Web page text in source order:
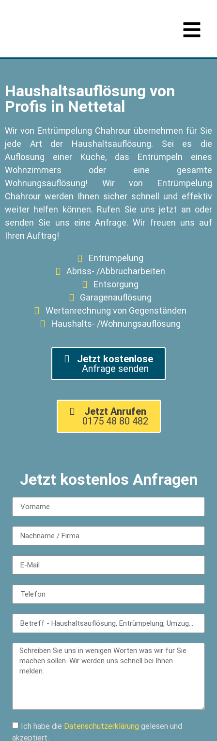
Haushaltsauflösung von
Profis in Nettetal
Wir von Entrümpelung Chahrour übernehmen für Sie
jede Art der Haushaltsauflösung. Sei es die
Auflösung einer Küche, das Entrümpeln eines
Wohnzimmers oder eine gesamte
Wohnungsauflösung! Wir von Entrümpelung
Chahrour werden Ihnen sicher schnell und effektiv
weiter helfen können. Rufen Sie uns jetzt an oder
senden Sie uns eine Anfrage. Wir freuen uns auf
Ihren Auftrag!
Entrümpelung
Abriss- /Abbrucharbeiten
Entsorgung
Garagenauflösung
Wertanrechnung von Gegenständen
Haushalts- /Wohnungsauflösung
Jetzt kostenlose
Anfrage senden
Jetzt Anrufen
0175 48 80 482
Jetzt kostenlos Anfragen
Ich habe die Datenschutzerklärung gelesen und
akzeptiert.